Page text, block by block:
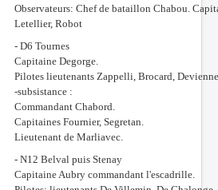
Observateurs: Chef de bataillon Chabou.
Letellier, Robot
- D6 Tournes
Capitaine Degorge.
Pilotes lieutenants Zappelli, Brocard,
-subsistance :
Commandant Chabord.
Capitaines Fournier, Segretan.
Lieutenant de Marliavec.
- N12 Belval puis Stenay
Capitaine Aubry commandant l'escadrille.